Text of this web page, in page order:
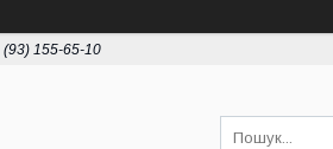
(93) 155-65-10